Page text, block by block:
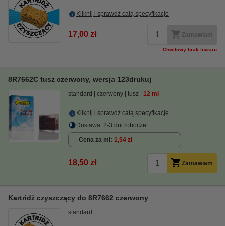
Kliknij i sprawdź całą specyfikacje
17,00 zł Zamawiam
Chwilowy brak towaru
8R7662C tusz czerwony, wersja 123drukuj
standard czerwony tusz 12 ml
Kliknij i sprawdź całą specyfikacje
Dostawa: 2-3 dni robocze
Cena za ml 1,54 zł
18,50 zł Zamawiam
Kartridż czyszczący do 8R7662 czerwony
standard